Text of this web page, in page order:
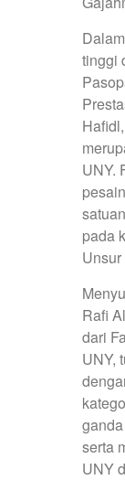
tinggi
UNY.
pada
Rafi
dari
UNY,
serta
UNY